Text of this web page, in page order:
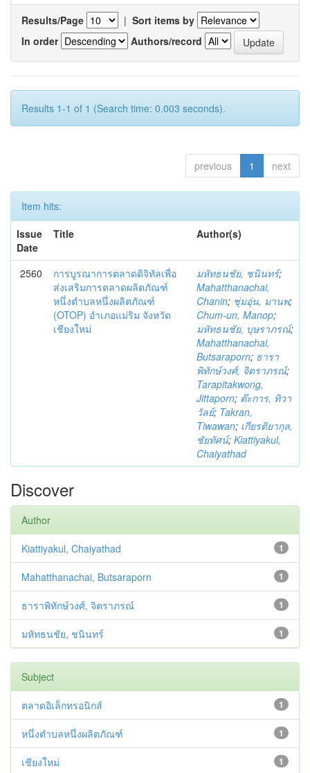
Results/Page | Sort items by
In order
Authors/record
Results 1-1 of 1 (Search time: 0.003 seconds).
previous 1 next
Item hits:
Issue
Date
Title Author(s)
2560
การบูรณาการตลาดดิจิทัลเพื่อ
ส่งเสริมการตลาดผลิตภัณฑ์
หนึ่งตำบลหนึ่งผลิตภัณฑ์
(OTOP) อำเภอแม่ริม จังหวัด
เชียงใหม่
มหัทธนชัย, ชนินทร์;
Mahatthanachai,
Chanin; ชุ่มอุ่น, มานพ;
Chum-un, Manop;
มหัทธนชัย, บุษราภรณ์;
Mahatthanachai,
Butsaraporn; ธารา
พิทักษ์วงศ์, จิตราภรณ์;
Tarapitakwong,
Jittaporn; ต๊ะการ, ทิวา
วัลย์; Takran,
Tiwawan; เกียรติยากุล,
ชัยทัศน์; Kiattiyakul,
Chaiyathad
Discover
Author
1
Kiattiyakul, Chaiyathad
1
Mahatthanachai, Butsaraporn
1
ธาราพิทักษ์วงศ์, จิตราภรณ์
1
มหัทธนชัย, ชนินทร์
Subject
1
ตลาดอิเล็กทรอนิกส์
1
หนึ่งตำบลหนึ่งผลิตภัณฑ์
1
เชียงใหม่